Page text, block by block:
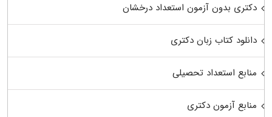
دکتری بدون آزمون استعداد درخشان
دانلود کتاب زبان دکتری
منابع استعداد تحصیلی
منابع آزمون دکتری